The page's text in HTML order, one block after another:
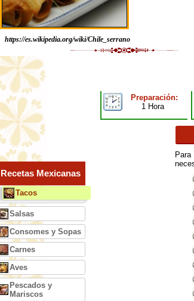
https://es.wikipedia.org/wiki/Chile_serrano
Preparación:
1 Hora
Recetas Mexicanas
Tacos
Salsas
Consomes y Sopas
Carnes
Aves
Pescados y
Mariscos